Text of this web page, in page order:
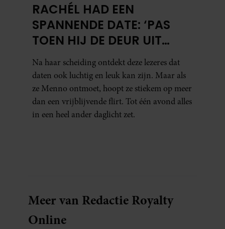
RACHÉL HAD EEN
SPANNENDE DATE: ‘PAS
TOEN HIJ DE DEUR UIT
WAS, BESEFTE IK WAT ER
ECHT WAS GEBEURD’
Na haar scheiding ontdekt deze lezeres dat
daten ook luchtig en leuk kan zijn. Maar als
ze Menno ontmoet, hoopt ze stiekem op meer
dan een vrijblijvende flirt. Tot één avond alles
in een heel ander daglicht zet.
Meer van Redactie Royalty
Online